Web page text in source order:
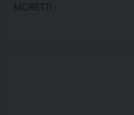
MORETTI